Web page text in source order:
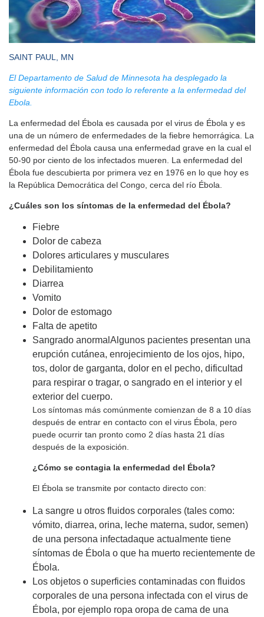
SAINT PAUL, MN
El Departamento de Salud de Minnesota ha desplegado la
siguiente información con todo lo referente a la enfermedad del
Ebola.
La enfermedad del Ébola es causada por el virus de Ébola y es
una de un número de enfermedades de la fiebre hemorrágica. La
enfermedad del Ébola causa una enfermedad grave en la cual el
50-90 por ciento de los infectados mueren. La enfermedad del
Ébola fue descubierta por primera vez en 1976 en lo que hoy es
la República Democrática del Congo, cerca del río Ébola.
¿Cuáles son los síntomas de la enfermedad del Ébola?
Fiebre
Dolor de cabeza
Dolores articulares y musculares
Debilitamiento
Diarrea
Vomito
Dolor de estomago
Falta de apetito
Sangrado anormalAlgunos pacientes presentan una
erupción cutánea, enrojecimiento de los ojos, hipo,
tos, dolor de garganta, dolor en el pecho, dificultad
para respirar o tragar, o sangrado en el interior y el
exterior del cuerpo.
Los síntomas más comúnmente comienzan de 8 a 10 días
después de entrar en contacto con el virus Ébola, pero
puede ocurrir tan pronto como 2 días hasta 21 días
después de la exposición.
¿Cómo se contagia la enfermedad del Ébola?
El Ébola se transmite por contacto directo con:
La sangre u otros fluidos corporales (tales como:
vómito, diarrea, orina, leche materna, sudor, semen)
de una persona infectadaque actualmente tiene
síntomas de Ébola o que ha muerto recientemente de
Ébola.
Los objetos o superficies contaminadas con fluidos
corporales de una persona infectada con el virus de
Ébola, por ejemplo ropa oropa de cama de una